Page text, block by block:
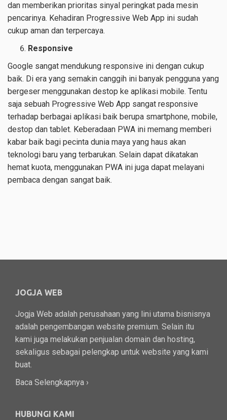
dan memberikan prioritas sinyal peringkat pada mesin
pencarinya. Kehadiran Progressive Web App ini sudah
cukup aman dan terpercaya.
Responsive
Google sangat mendukung responsive ini dengan cukup
baik. Di era yang semakin canggih ini banyak pengguna yang
bergeser menggunakan destop ke aplikasi mobile. Tentu
saja sebuah Progressive Web App sangat responsive
terhadap berbagai aplikasi baik berupa smartphone, mobile,
destop dan tablet. Keberadaan PWA ini memang memberi
kabar baik bagi pecinta dunia maya yang haus akan
teknologi baru yang terbarukan. Selain dapat dikatakan
hemat kuota, menggunakan PWA ini juga dapat melayani
pembaca dengan sangat baik.
JOGJA WEB
Jogja Web adalah perusahaan yang lini utama bisnisnya
adalah pengembangan website premium. Selain itu
kami juga melakukan penjualan domain dan hosting,
sekaligus sebagai pelengkap untuk website yang kami
buat.
Baca Selengkapnya ›
HUBUNGI KAMI